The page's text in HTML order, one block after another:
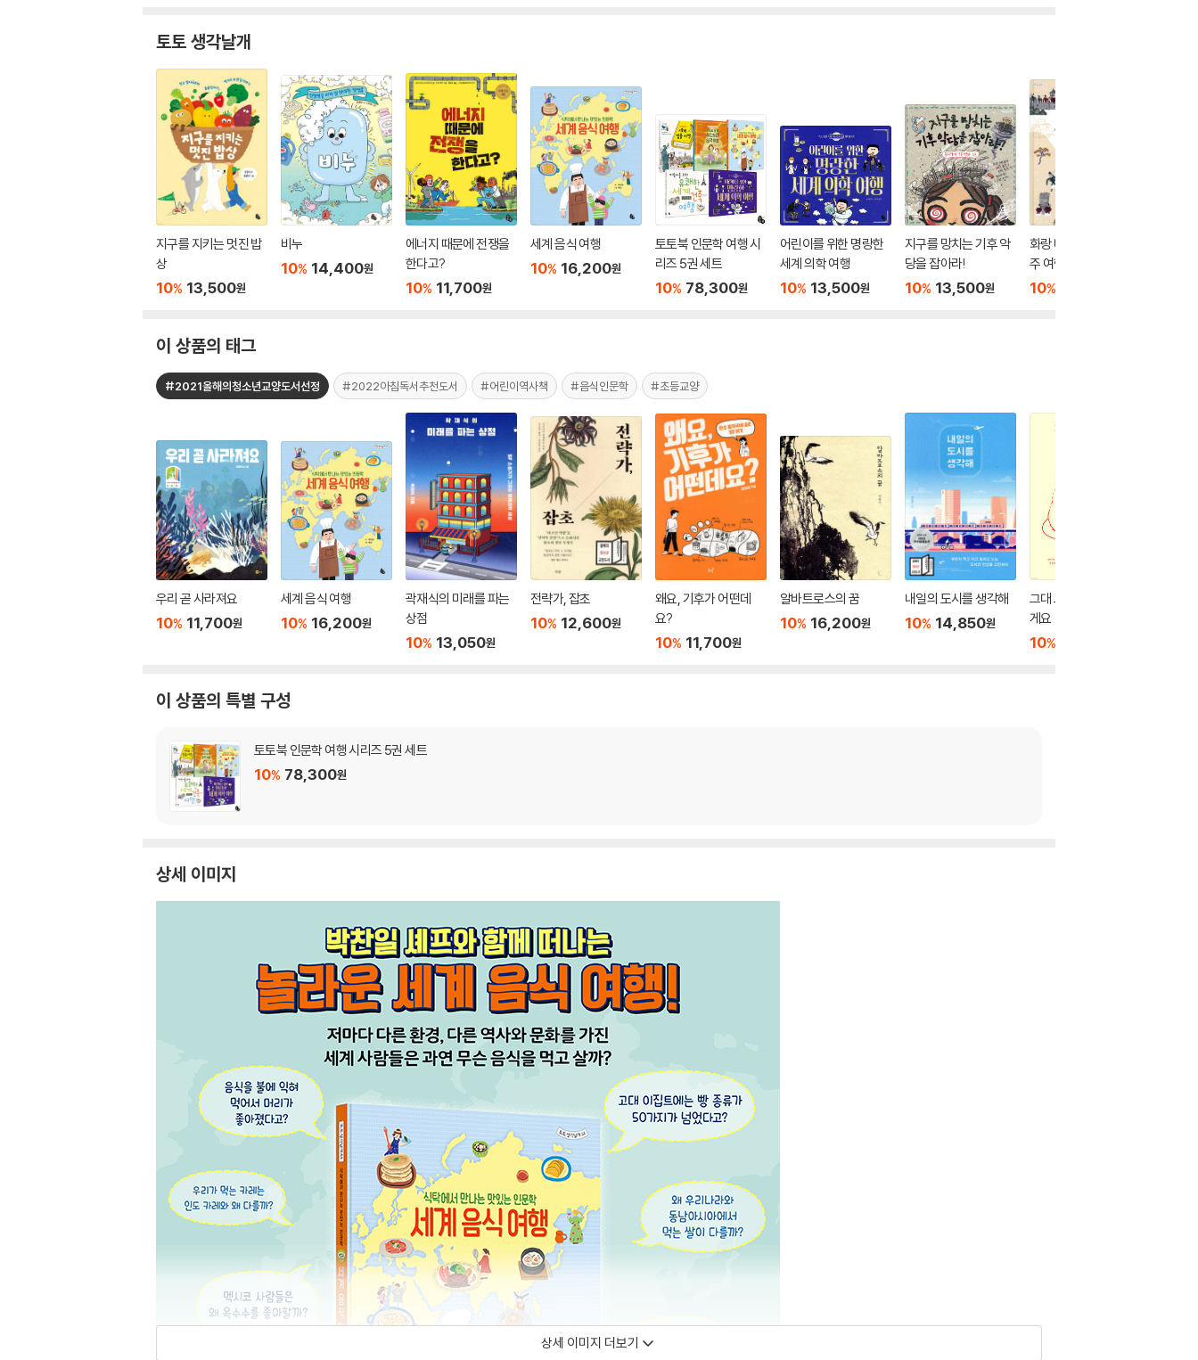
토토 생각날개
지구를 지키는 멋진 밥
상
10% 13,500원
비누
10% 14,400원
에너지 때문에 전쟁을
한다고?
10% 11,700원
세계 음식 여행
10% 16,200원
토토북 인문학 여행 시
리즈 5권 세트
10% 78,300원
어린이를 위한 명랑한
세계 의학 여행
10% 13,500원
지구를 망치는 기후 악
당을 잡아라!
10% 13,500원
화랑 따라 구석구석 경
주 여행
10%
이 상품의 태그
#2021올해의청소년교양도서선정 #2022아침독서추천도서 #어린이역사책 #음식인문학 #초등교양
우리 곧 사라져요
10% 11,700원
세계 음식 여행
10% 16,200원
곽재식의 미래를 파는
상점
10% 13,050원
전략가, 잡초
10% 12,600원
왜요, 기후가 어떤데
요?
10% 11,700원
알바트로스의 꿈
10% 16,200원
내일의 도시를 생각해
10% 14,850원
그대 고양이는 다정할
게요
10%
이 상품의 특별 구성
토토북 인문학 여행 시리즈 5권 세트
10% 78,300원
상세 이미지
상세 이미지 더보기